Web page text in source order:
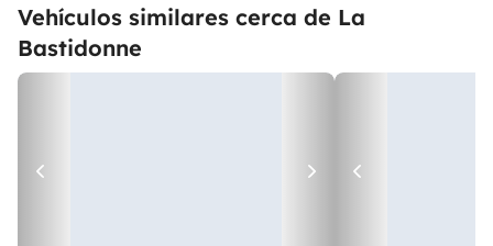
Vehículos similares cerca de La
Bastidonne